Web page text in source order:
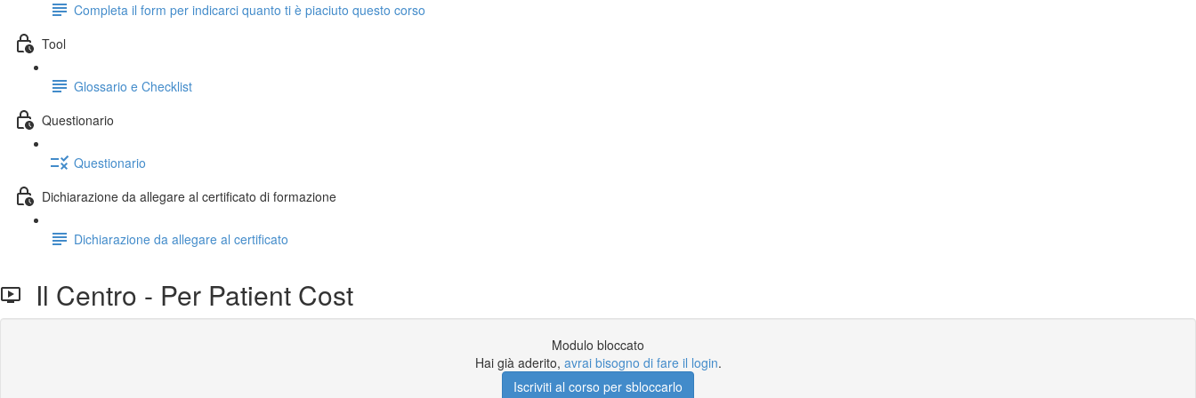
Completa il form per indicarci quanto ti è piaciuto questo corso
Tool
Glossario e Checklist
Questionario
Questionario
Dichiarazione da allegare al certificato di formazione
Dichiarazione da allegare al certificato
Il Centro - Per Patient Cost
Modulo bloccato
Hai già aderito, avrai bisogno di fare il login.
Iscriviti al corso per sbloccarlo